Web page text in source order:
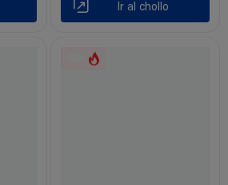
Ir al chollo